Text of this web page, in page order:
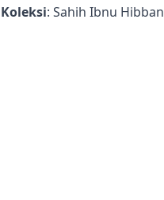
Koleksi: Sahih Ibnu Hibban